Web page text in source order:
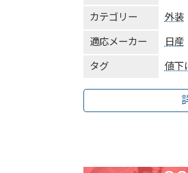
カテゴリー 外装
適応メーカー 日産
タグ 値下